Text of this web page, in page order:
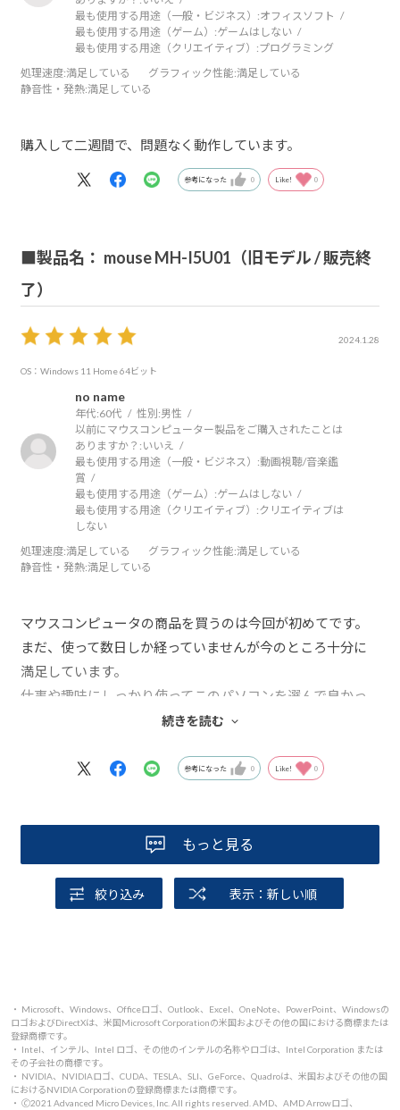
最も使用する用途（一般・ビジネス）:オフィスソフト
最も使用する用途（ゲーム）:ゲームはしない
最も使用する用途（クリエイティブ）:プログラミング
処理速度:満足している グラフィック性能:満足している
静音性・発熱:満足している
購入して二週間で、問題なく動作しています。
参考になった 0 Like! 0
■製品名： mouse MH-I5U01（旧モデル / 販売終
了）
2024.1.28
OS：Windows 11 Home 64ビット
no name
年代:60代 性別:男性
以前にマウスコンピューター製品をご購入されたことは
ありますか？: いいえ
最も使用する用途（一般・ビジネス）:動画視聴/音楽鑑
賞
最も使用する用途（ゲーム）:ゲームはしない
最も使用する用途（クリエイティブ）:クリエイティブは
しない
処理速度:満足している グラフィック性能:満足している
静音性・発熱:満足している
マウスコンピュータの商品を買うのは今回が初めてです。
まだ、使って数日しか経っていませんが今のところ十分に
満足しています。
仕事や趣味にしっかり使ってこのパソコンを選んで良かっ
たと思える日がくればなと思います。
続きを読む
参考になった 0 Like! 0
もっと見る
絞り込み 表示：新しい順
・ Microsoft、Windows、Officeロゴ、Outlook、Excel、OneNote、PowerPoint、Windowsの
ロゴおよびDirectXは、米国Microsoft Corporationの米国およびその他の国における商標または
登録商標です。
・ Intel、インテル、Intel ロゴ、その他のインテルの名称やロゴは、Intel Corporation または
その子会社の商標です。
・ NVIDIA、NVIDIAロゴ、CUDA、TESLA、SLI、GeForce、Quadroは、米国およびその他の国
におけるNVIDIA Corporationの登録商標または商標です。
・ 🄫2021 Advanced Micro Devices, Inc. All rights reserved. AMD、AMD Arrowロゴ、